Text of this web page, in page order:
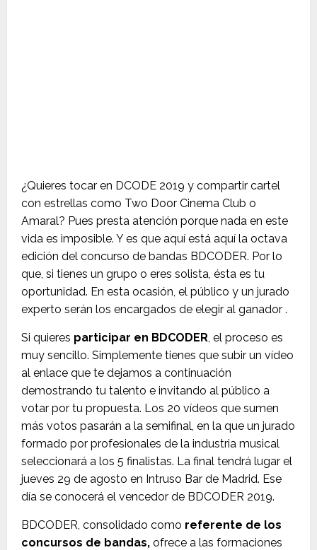
¿Quieres tocar en DCODE 2019 y compartir cartel
con estrellas como Two Door Cinema Club o
Amaral? Pues presta atención porque nada en este
vida es imposible. Y es que aquí está aquí la octava
edición del concurso de bandas BDCODER. Por lo
que, si tienes un grupo o eres solista, ésta es tu
oportunidad. En esta ocasión, el público y un jurado
experto serán los encargados de elegir al ganador .
Si quieres participar en BDCODER, el proceso es
muy sencillo. Simplemente tienes que subir un vídeo
al enlace que te dejamos a continuación
demostrando tu talento e invitando al público a
votar por tu propuesta. Los 20 vídeos que sumen
más votos pasarán a la semifinal, en la que un jurado
formado por profesionales de la industria musical
seleccionará a los 5 finalistas. La final tendrá lugar el
jueves 29 de agosto en Intruso Bar de Madrid. Ese
día se conocerá el vencedor de BDCODER 2019.
BDCODER, consolidado como referente de los
concursos de bandas, ofrece a las formaciones